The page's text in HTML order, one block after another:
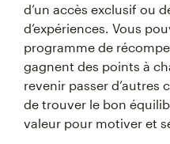
d’un accès exclusif ou
d’expériences. Vous
programme de
gagnent des points à
revenir passer d’autres
de trouver le bon
valeur pour motiver et